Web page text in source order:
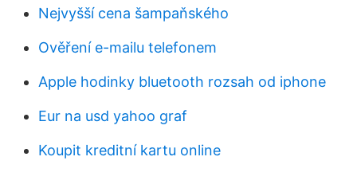
Nejvyšší cena šampaňského
Ověření e-mailu telefonem
Apple hodinky bluetooth rozsah od iphone
Eur na usd yahoo graf
Koupit kreditní kartu online